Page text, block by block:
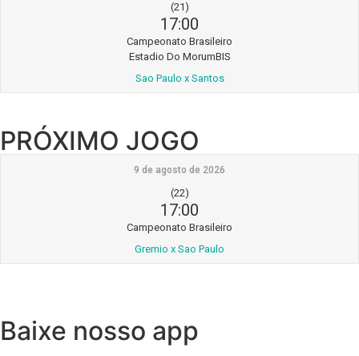
(21)
17:00
Campeonato Brasileiro
Estadio Do MorumBIS
Sao Paulo x Santos
PRÓXIMO JOGO
9 de agosto de 2026
(22)
17:00
Campeonato Brasileiro
Gremio x Sao Paulo
Baixe nosso app